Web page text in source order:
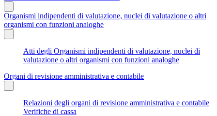
Organismi indipendenti di valutazione, nuclei di valutazione o altri
organismi con funzioni analoghe
Atti degli Organismi indipendenti di valutazione, nuclei di
valutazione o altri organismi con funzioni analoghe
Organi di revisione amministrativa e contabile
Relazioni degli organi di revisione amministrativa e contabile
Verifiche di cassa